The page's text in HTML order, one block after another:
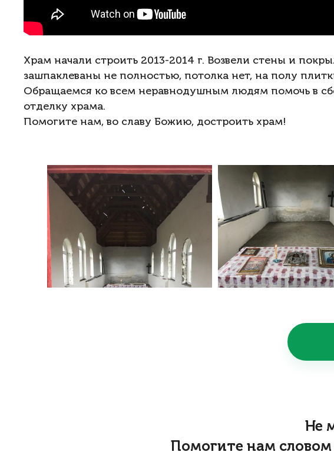
Храм начали строить 2013-2014 г. Возвели стены и
зашпаклеваны не полностью, потолка нет, на полу
Обращаемся ко всем неравнодушным людям помочь в
отделку храма.
Помогите нам, во славу Божию, достроить храм!
Не
Помогите нам